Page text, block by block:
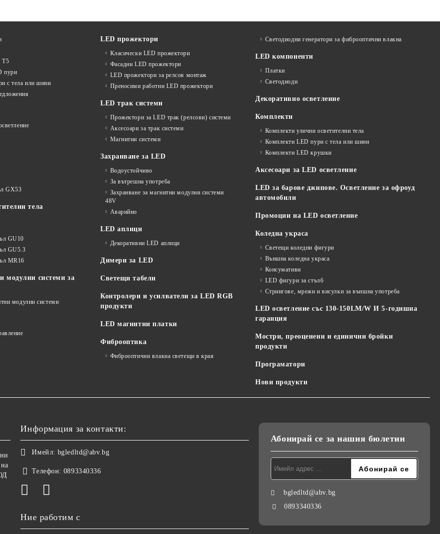
T5
пури
с тела или шини
GX53
тела
GU10
GU5.3
MR16
модулни системи за
модулни системи
LED прожектори
Класически LED прожектори
Фасадни LED прожектори
LED прожектори за релсов монтаж
Преносими работни LED прожектори
LED трак системи
Прожектори за LED трак (релсови) системи
Аксесоари за трак системи
Магнитни системи
Захранване за LED
Водоустойчиво
За вътрешна употреба
Захранване за магнитни модулни системи
48V
Аварийно
LED аплици
Декоративни LED аплици
Димери за LED
Светещи табели
Контролери и усилватели за LED RGB
продукти
LED магнитни платки
Фиброоптика
Фиброоптични влакна светещи в края
Светодиодни генератори за фиброоптични влакна
LED компоненти
Платки
Светодиоди
Декоративно осветление
Комплекти
Комплекти улични осветителни тела
Комплекти LED пури с тела или шини
Комплекти LED крушки
Аксесоари за LED осветление
LED за барове джипове. Осветление за офроуд
автомобили
Промоции на LED осветление
Коледна украса
Светещи коледни фигури
Външна коледна украса
Консумативи
LED фигури за стълб
Стрингове, мрежи и висулки за външна употреба
LED осветление със 130-150LM/W И 5-годишна
гаранция
Мостри, преоценени и единични бройки
продукти
Програматори
Нови продукти
Информация за контакти:
Имейл: bgledltd@abv.bg
Телефон: 0893340336
Ние работим с
Абонирай се за нашия бюлетин
bgledltd@abv.bg
0893340336